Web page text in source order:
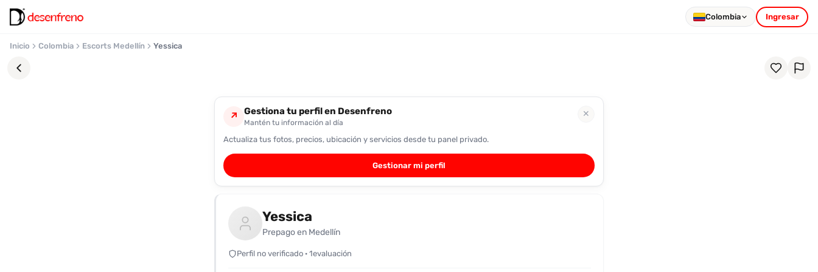
Colombia Ingresar
Inicio Colombia Escorts Medellín Yessica
↗ Gestiona tu perfil en Desenfreno
Mantén tu información al día
✕
Actualiza tus fotos, precios, ubicación y servicios desde tu panel privado.
Gestionar mi perfil
Yessica
Prepago en Medellín
Perfil no verificado · 1evaluación